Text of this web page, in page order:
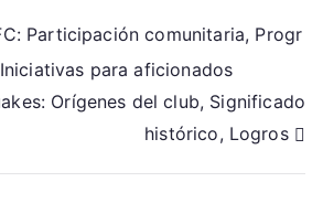
Participación comunitaria, Progr
para aficionados
Orígenes del club, Significado
histórico, Logros